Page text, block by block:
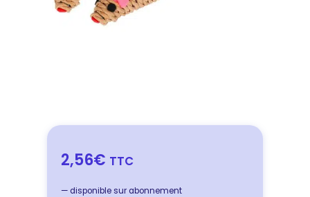
2,56€ TTC
— disponible sur abonnement